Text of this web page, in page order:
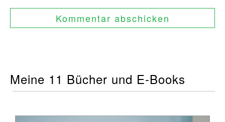
Meine 11 Bücher und E-Books